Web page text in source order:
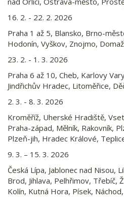
16. 2. - 22. 2. 2026
Praha 1 až 5, Blansko, Brno-
Hodonín, Vyškov, Znojmo,
23. 2. - 1. 3. 2026
Praha 6 až 10, Cheb, Karlovy
Jindřichův Hradec, Litoměřice,
2. 3. - 8. 3. 2026
Kroměříž, Uherské Hradiště,
Praha-západ, Mělník, Rakovník,
Plzeň-jih, Hradec Králové,
9. 3. – 15. 3. 2026
Česká Lípa, Jablonec nad Nisou,
Brod, Jihlava, Pelhřimov, Třebíč,
Kolín, Kutná Hora, Písek,